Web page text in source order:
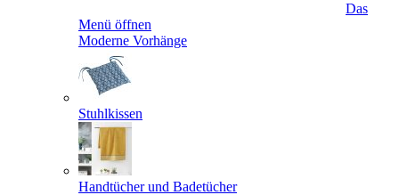
Das
Menü öffnen
Moderne Vorhänge
Stuhlkissen
Handtücher und Badetücher